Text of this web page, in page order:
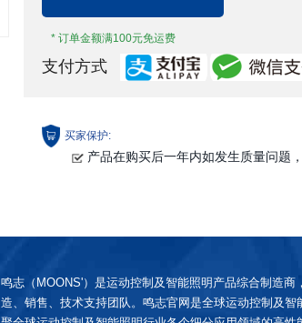
* 订单金额满100元免运费
支付方式
买家保护:
产品在购买后一年内如发生质量问题
鸣志（MOONS'）是运动控制及智能照明产品综合制造商
造、销售、技术支持团队。鸣志官网是全球运动控制及